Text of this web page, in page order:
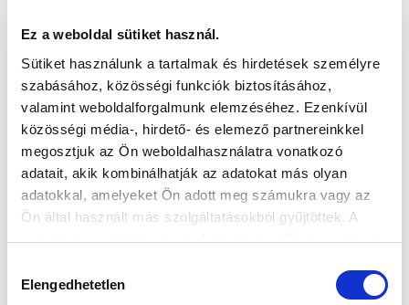
Ez a weboldal sütiket használ.
Sütiket használunk a tartalmak és hirdetések személyre
szabásához, közösségi funkciók biztosításához,
valamint weboldalforgalmunk elemzéséhez. Ezenkívül
közösségi média-, hirdető- és elemező partnereinkkel
megosztjuk az Ön weboldalhasználatra vonatkozó
adatait, akik kombinálhatják az adatokat más olyan
adatokkal, amelyeket Ön adott meg számukra vagy az
Ön által használt más szolgáltatásokból gyűjtöttek. A
weboldalon való böngészés folytatásával Ön hozzájárul a
kiválasztása
Elengedhetetlen
MTK BUDAPEST
VS
PUSKÁS AKADÉMIA FC
MTK BUDAPEST HÍRLEVÉL
Ne maradjon le egy eseményről sem! Iratkozzon fel ingyenes
hírlevelünkre: